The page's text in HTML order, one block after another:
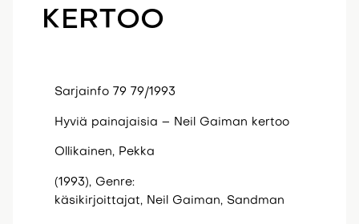
KERTOO
Sarjainfo 79 79/1993
Hyviä painajaisia – Neil Gaiman kertoo
Ollikainen, Pekka
(1993), Genre:
käsikirjoittajat, Neil Gaiman, Sandman